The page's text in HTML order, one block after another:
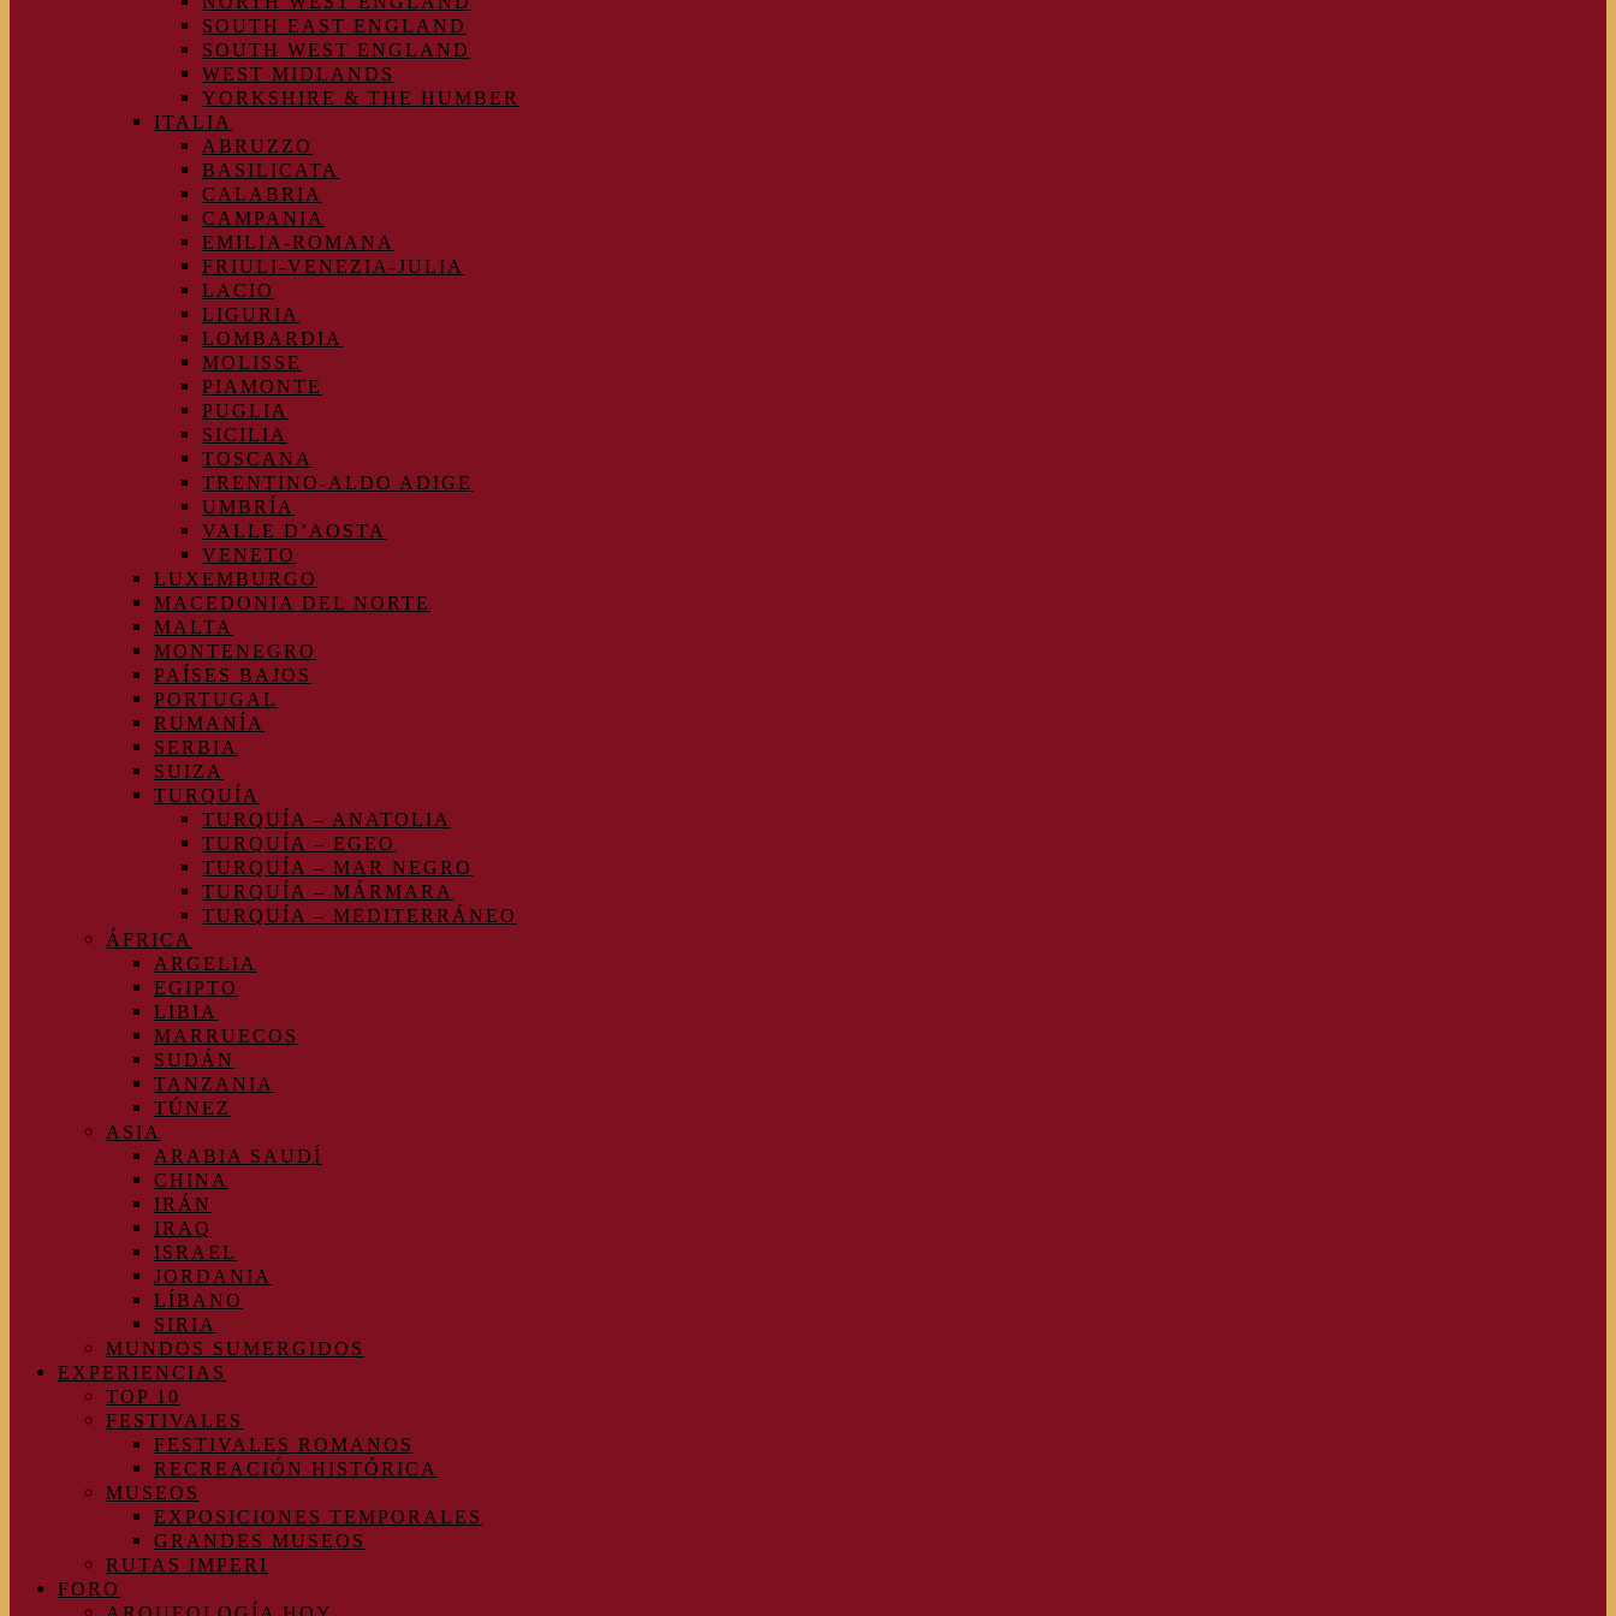
SOUTH EAST ENGLAND
SOUTH WEST ENGLAND
WEST MIDLANDS
YORKSHIRE & THE HUMBER
ITALIA
ABRUZZO
BASILICATA
CALABRIA
CAMPANIA
EMILIA-ROMANA
FRIULI-VENEZIA-JULIA
LACIO
LIGURIA
LOMBARDIA
MOLISSE
PIAMONTE
PUGLIA
SICILIA
TOSCANA
TRENTINO-ALDO ADIGE
UMBRÍA
VALLE D’AOSTA
VENETO
LUXEMBURGO
MACEDONIA DEL NORTE
MALTA
MONTENEGRO
PAÍSES BAJOS
PORTUGAL
RUMANÍA
SERBIA
SUIZA
TURQUÍA
TURQUÍA – ANATOLIA
TURQUÍA – EGEO
TURQUÍA – MAR NEGRO
TURQUÍA – MÁRMARA
TURQUÍA – MEDITERRÁNEO
ÁFRICA
ARGELIA
EGIPTO
LIBIA
MARRUECOS
SUDÁN
TANZANIA
TÚNEZ
ASIA
ARABIA SAUDÍ
CHINA
IRÁN
IRAQ
ISRAEL
JORDANIA
LÍBANO
SIRIA
MUNDOS SUMERGIDOS
EXPERIENCIAS
TOP 10
FESTIVALES
FESTIVALES ROMANOS
RECREACIÓN HISTÓRICA
MUSEOS
EXPOSICIONES TEMPORALES
GRANDES MUSEOS
RUTAS IMPERI
FORO